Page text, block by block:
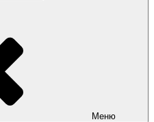
Меню